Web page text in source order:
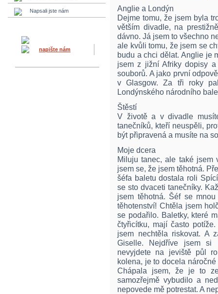
Napsali jste nám
napište nám
Anglie a Londýn
Dejme tomu, že jsem byla
větším divadle, na
dávno. Já jsem to všechno
ale kvůli tomu, že jsem se
budu a chci dělat. Anglie je
jsem z jižní Afriky dopisy
souborů. A jako první
v Glasgow. Za tři roky
Londýnského národního
Štěstí
V životě a v divadle
tanečníků, kteří neuspěli,
být připravená a musíte na
Moje dcera
Miluju tanec, ale také jsem
jsem se, že jsem těhotná.
šéfa baletu dostala roli
se sto dvaceti tanečníky.
jsem těhotná. Šéf se
těhotenství! Chtěla jsem
se podařilo. Baletky, které
čtyřicítku, mají často
jsem nechtěla riskovat. A
Giselle. Nejdříve jsem si
nevyjdete na jeviště půl
kolena, je to docela
Chápala jsem, že je to
samozřejmě vybudilo a
nepovede mě potrestat. A